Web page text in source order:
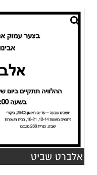
אלברט שביט